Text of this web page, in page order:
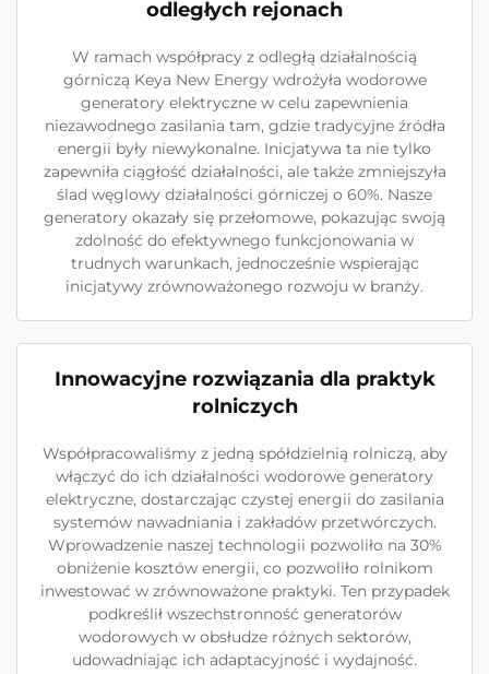
odległych rejonach
W ramach współpracy z odległą działalnością
górniczą Keya New Energy wdrożyła wodorowe
generatory elektryczne w celu zapewnienia
niezawodnego zasilania tam, gdzie tradycyjne źródła
energii były niewykonalne. Inicjatywa ta nie tylko
zapewniła ciągłość działalności, ale także zmniejszyła
ślad węglowy działalności górniczej o 60%. Nasze
generatory okazały się przełomowe, pokazując swoją
zdolność do efektywnego funkcjonowania w
trudnych warunkach, jednocześnie wspierając
inicjatywy zrównoważonego rozwoju w branży.
Innowacyjne rozwiązania dla praktyk
rolniczych
Współpracowaliśmy z jedną spółdzielnią rolniczą, aby
włączyć do ich działalności wodorowe generatory
elektryczne, dostarczając czystej energii do zasilania
systemów nawadniania i zakładów przetwórczych.
Wprowadzenie naszej technologii pozwoliło na 30%
obniżenie kosztów energii, co pozwoliło rolnikom
inwestować w zrównoważone praktyki. Ten przypadek
podkreślił wszechstronność generatorów
wodorowych w obsłudze różnych sektorów,
udowadniając ich adaptacyjność i wydajność.